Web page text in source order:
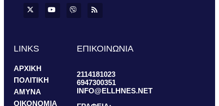
LINKS
ΑΡΧΙΚΗ
ΠΟΛΙΤΙΚΗ
ΑΜΥΝΑ
ΟΙΚΟΝΟΜΙΑ
ΕΠΙΚΟΙΝΩΝΙΑ
2114181023
6947300351
INFO@ELLHNES.NET